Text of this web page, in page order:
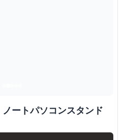
ートパソコンスタンド